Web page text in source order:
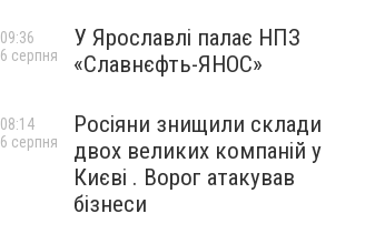
У Ярославлі палає НПЗ
«Славнєфть-ЯНОС»
09:36
6 серпня
Росіяни знищили склади
двох великих компаній у
Києві . Ворог атакував
бізнеси
08:14
6 серпня